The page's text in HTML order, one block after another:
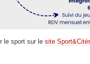
le sport sur le site